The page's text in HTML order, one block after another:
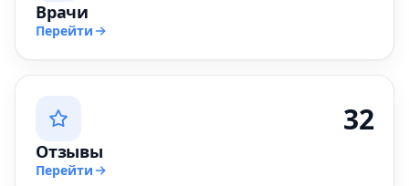
Врачи
Перейти
32
Отзывы
Перейти